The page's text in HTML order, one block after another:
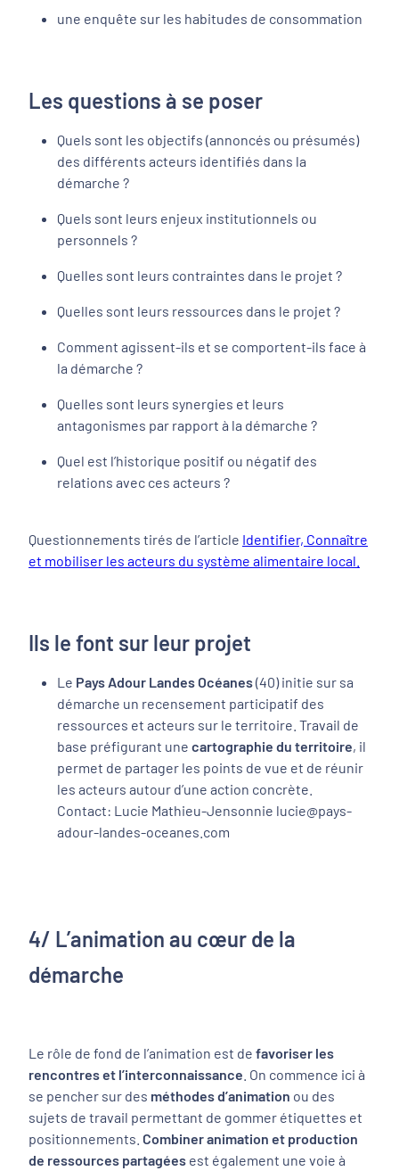
une enquête sur les habitudes de consommation
Les questions à se poser
Quels sont les objectifs (annoncés ou présumés)
des différents acteurs identifiés dans la
démarche ?
Quels sont leurs enjeux institutionnels ou
personnels ?
Quelles sont leurs contraintes dans le projet ?
Quelles sont leurs ressources dans le projet ?
Comment agissent-ils et se comportent-ils face à
la démarche ?
Quelles sont leurs synergies et leurs
antagonismes par rapport à la démarche ?
Quel est l’historique positif ou négatif des
relations avec ces acteurs ?
Questionnements tirés de l’article Identifier, Connaître
et mobiliser les acteurs du système alimentaire local.
Ils le font sur leur projet
Le Pays Adour Landes Océanes(40) initie sur sa
démarche un recensement participatif des
ressources et acteurs sur le territoire. Travail de
base préfigurant une cartographie du territoire, il
permet de partager les points de vue et de réunir
les acteurs autour d’une action concrète.
Contact: Lucie Mathieu-Jensonnie lucie@pays-
adour-landes-oceanes.com
4/ L’animation au cœur de la
démarche
Le rôle de fond de l’animation est de favoriser les
rencontres et l’interconnaissance . On commence ici à
se pencher sur des méthodes d’animation ou des
sujets de travail permettant de gommer étiquettes et
positionnements. Combiner animation et production
de ressources partagées est également une voie à